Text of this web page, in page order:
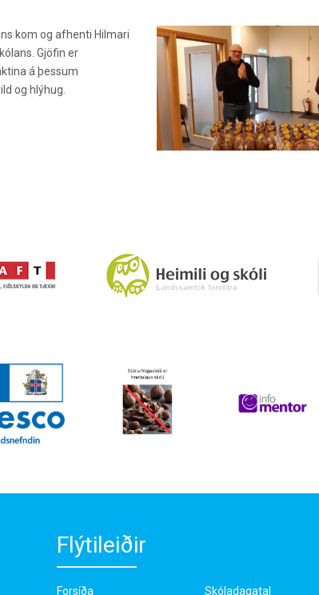
kom og afhenti Hilmari
Gjöfin er
á þessum
og hlýhug.
Flýtileiðir
Forsíða Skóladagatal